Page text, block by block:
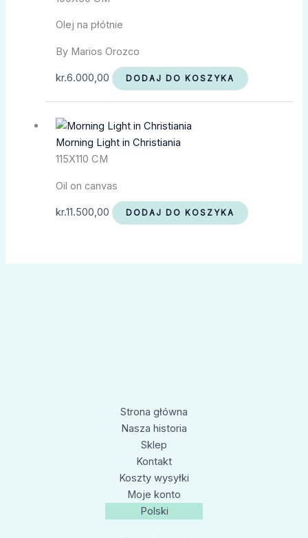
Olej na płótnie
By Marios Orozco
kr.6.000,00 DODAJ DO KOSZYKA
Morning Light in Christiania
115X110 CM
Oil on canvas
kr.11.500,00 DODAJ DO KOSZYKA
Strona główna
Nasza historia
Sklep
Kontakt
Koszty wysyłki
Moje konto
Polski